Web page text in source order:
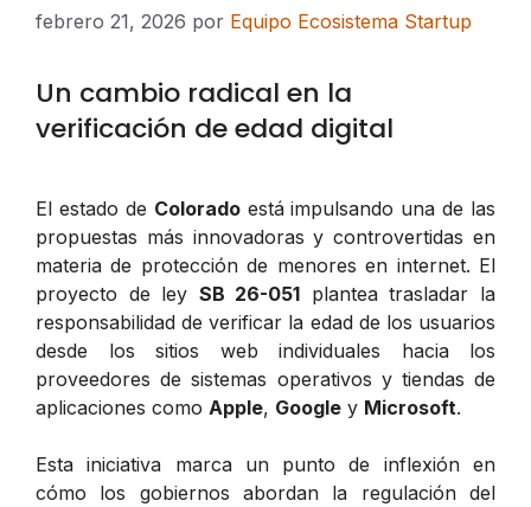
febrero 21, 2026 por Equipo Ecosistema Startup
Un cambio radical en la
verificación de edad digital
El estado de Coloradoestá impulsando una de las
propuestas más innovadoras y controvertidas en
materia de protección de menores en internet. El
proyecto de ley SB 26-051 plantea trasladar la
responsabilidad de verificar la edad de los usuarios
desde los sitios web individuales hacia los
proveedores de sistemas operativos y tiendas de
aplicaciones como Apple, Google y Microsoft.
Esta iniciativa marca un punto de inflexión en
cómo los gobiernos abordan la regulación del